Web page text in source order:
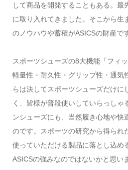
して商品を開発することもある。最
に取り入れてきました。そこから生
のノウハウや蓄積がASICSの財産で
スポーツシューズの8大機能「フィ
軽量性・耐久性・グリップ性・通気
らは決してスポーツシューズだけに
く、皆様が普段使いしていらっしゃ
ンシューズにも、当然履き心地や快
のです。スポーツの研究から得られ
使っていただける製品に落とし込め
ASICSの強みなのではないかと思い